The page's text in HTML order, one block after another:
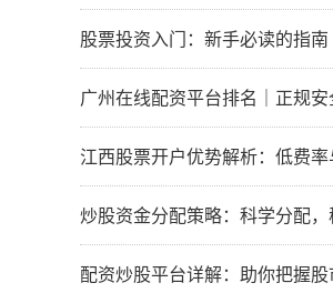
股票投资入门：新手必读的指南
广州在线配资平台排名｜正规
江西股票开户优势解析：低费
炒股资金分配策略：科学分配
配资炒股平台详解：助你把握